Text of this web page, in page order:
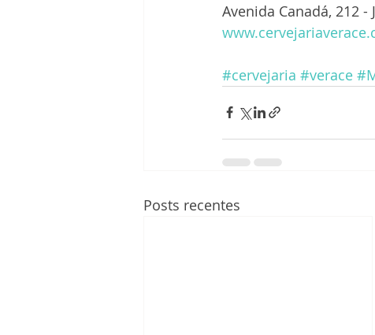
Avenida Canadá, 212
#cervejaria #verace
Posts recentes